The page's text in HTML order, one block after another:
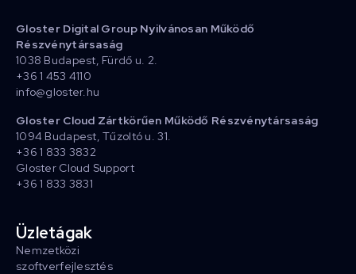
Gloster Digital Group Nyilvánosan Működő
Részvénytársaság
1038 Budapest, Fürdő u. 2.
+36 1 453 4110
info@gloster.hu
Gloster Cloud Zártkörűen Működő Részvénytársaság
1094 Budapest, Tűzoltó u. 31.
+36 1 833 3832
Gloster Cloud Support
+36 1 833 3831
Üzletágak
Nemzetközi
szoftverfejlesztés